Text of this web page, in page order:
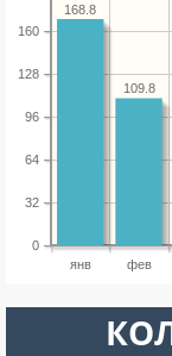
янв фев
0
32
64
96
128
160
109.8
168.8